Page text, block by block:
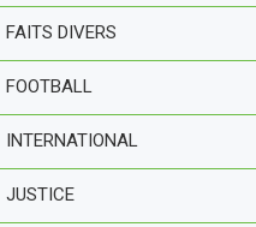
FAITS DIVERS
FOOTBALL
INTERNATIONAL
JUSTICE